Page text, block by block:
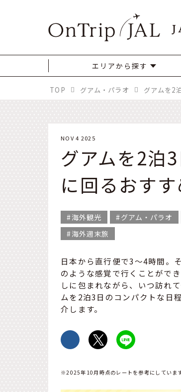
エリアから探す
TOP グアム・パラオ
NOV 4 2025
グアムを2泊
に回るおす
海外観光 グアム・パラオ
海外週末旅
日本から直行便で3〜4時間。
のような感覚で行くことがで
しに包まれながら、いつ訪れ
ムを2泊3日のコンパクトな日
介します。
※2025年10月時点のレートを参考にしています